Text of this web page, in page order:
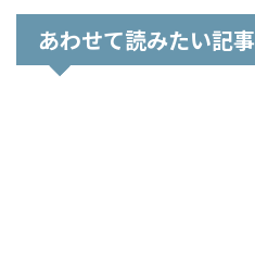
あわせて読みたい記事